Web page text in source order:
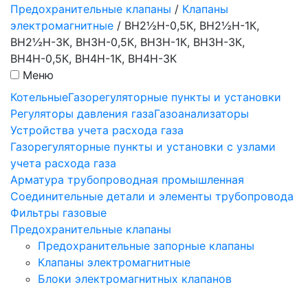
Предохранительные клапаны / Клапаны
электромагнитные / ВН2½Н-0,5К, ВН2½Н-1К,
ВН2½Н-3К, ВН3Н-0,5К, ВН3Н-1К, ВН3Н-3К,
ВН4Н-0,5К, ВН4Н-1К, ВН4Н-3К
Меню
КотельныеГазорегуляторные пункты и установки
Регуляторы давления газаГазоанализаторы
Устройства учета расхода газа
Газорегуляторные пункты и установки с узлами
учета расхода газа
Арматура трубопроводная промышленная
Соединительные детали и элементы трубопровода
Фильтры газовые
Предохранительные клапаны
Предохранительные запорные клапаны
Клапаны электромагнитные
Блоки электромагнитных клапанов